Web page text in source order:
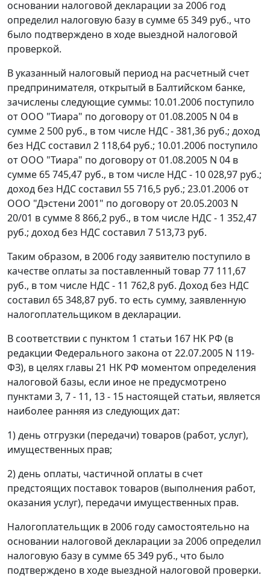
основании налоговой декларации за 2006 год
определил налоговую базу в сумме 65 349 руб., что
было подтверждено в ходе выездной налоговой
проверкой.
В указанный налоговый период на расчетный счет
предпринимателя, открытый в Балтийском банке,
зачислены следующие суммы: 10.01.2006 поступило
от ООО "Тиара" по договору от 01.08.2005 N 04 в
сумме 2 500 руб., в том числе НДС - 381,36 руб.; доход
без НДС составил 2 118,64 руб.; 10.01.2006 поступило
от ООО "Тиара" по договору от 01.08.2005 N 04 в
сумме 65 745,47 руб., в том числе НДС - 10 028,97 руб.;
доход без НДС составил 55 716,5 руб.; 23.01.2006 от
ООО "Дэстени 2001" по договору от 20.05.2003 N
20/01 в сумме 8 866,2 руб., в том числе НДС - 1 352,47
руб.; доход без НДС составил 7 513,73 руб.
Таким образом, в 2006 году заявителю поступило в
качестве оплаты за поставленный товар 77 111,67
руб., в том числе НДС - 11 762,8 руб. Доход без НДС
составил 65 348,87 руб. то есть сумму, заявленную
налогоплательщиком в декларации.
В соответствии с пунктом 1 статьи 167 НК РФ (в
редакции Федерального закона от 22.07.2005 N 119-
ФЗ), в целях главы 21 НК РФ моментом определения
налоговой базы, если иное не предусмотрено
пунктами 3, 7 - 11, 13 - 15 настоящей статьи, является
наиболее ранняя из следующих дат:
1) день отгрузки (передачи) товаров (работ, услуг),
имущественных прав;
2) день оплаты, частичной оплаты в счет
предстоящих поставок товаров (выполнения работ,
оказания услуг), передачи имущественных прав.
Налогоплательщик в 2006 году самостоятельно на
основании налоговой декларации за 2006 определил
налоговую базу в сумме 65 349 руб., что было
подтверждено в ходе выездной налоговой проверки.